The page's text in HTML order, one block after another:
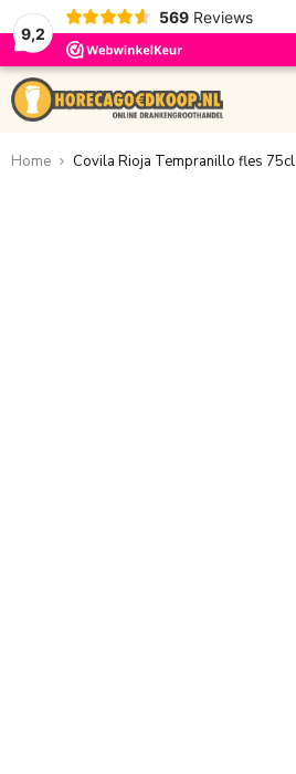
9,2
569 Reviews
Ga naar de inhoud
Home Covila Rioja Tempranillo fles 75cl